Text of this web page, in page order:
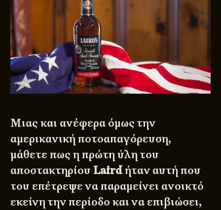
Μιας και ανέφερα όμως την
αμερικανική ποτοαπαγόρευση,
μάθετε πως η πρώτη ύλη του
αποστακτηρίου Lairdήταν αυτή που
του επέτρεψε να παραμείνει ανοικτό
εκείνη την περίοδο και να επιβιώσει,